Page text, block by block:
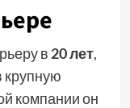
в 20 лет,
крупную
компании он